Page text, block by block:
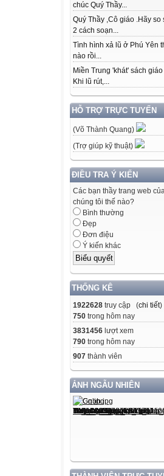
chúc Quý Thầy...
Quý Thầy ,Cô giáo .Hãy so
2 cách soạn...
Tình hình xả lũ ở Phú Yên
nào rồi...
Miền Trung 'khát' sách
Khi lũ rút,...
HỖ TRỢ TRỰC TUYẾN
(Võ Thành Quang)
(Trợ giúp kỹ thuật)
ĐIỀU TRA Ý KIẾN
Các bạn thầy trang web
chúng tôi thế nào?
Bình thường
Đẹp
Đơn điệu
Ý kiến khác
THỐNG KÊ
1922628 truy cập (chi tiết)
750 trong hôm nay
3831456 lượt xem
790 trong hôm nay
907 thành viên
ẢNH NGẪU NHIÊN